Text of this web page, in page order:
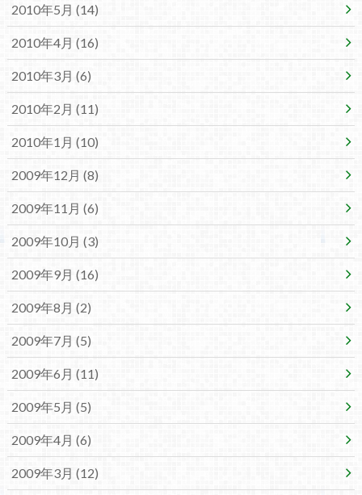
2010年5月 (14)
2010年4月 (16)
2010年3月 (6)
2010年2月 (11)
2010年1月 (10)
2009年12月 (8)
2009年11月 (6)
2009年10月 (3)
2009年9月 (16)
2009年8月 (2)
2009年7月 (5)
2009年6月 (11)
2009年5月 (5)
2009年4月 (6)
2009年3月 (12)